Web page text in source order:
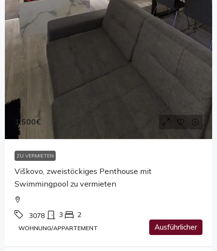
1,500€
ZU VERMIETEN
Viškovo, zweistöckiges Penthouse mit
Swimmingpool zu vermieten
3078 3 2
WOHNUNG/APPARTEMENT Ausführlicher